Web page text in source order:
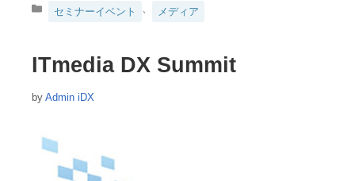
カ
ー
セミナーイベント メディア
ITmedia DX Summit
by Admin iDX